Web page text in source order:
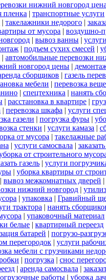
нижний новгород
пленка | транспортные услуги
| такелажники недорого |
от мусора | воздушно-
| вывоз ванны |
| подъем сухих смесей |
| автомобильные перевозки
новгород цены |
сборщиков | газель
мебели | перевозка
| спецтехника | нанять
| расстановка в квартире |
| перевозка шкафа | услуги
газели | погрузка фуры |
стенки | услуги камаза |
от мусора | такелажные
| услуги самосвала |
от строительного
газель | услуги
| уборка квартиры от
| вывоз межкомнатных дверей |
нижний новгород |
| упаковка | Гравийный
трактора | нанять
| упаковочный материал
белые | квартирный переезд
батарей | погрузо-
перегородок | услуги
мебели с грузчиками
| погрузка | снос
| аренда самосвала |
работы | уборка